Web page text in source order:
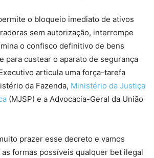
o bloqueio imediato de ativos
sem autorização, interrompe
o confisco definitivo de bens
para custear o aparato de segurança
articula uma força-tarefa
da Fazenda, Ministério da Justiça
(MJSP) e a Advocacia-Geral da União
prazer esse decreto e vamos
formas possíveis qualquer bet ilegal